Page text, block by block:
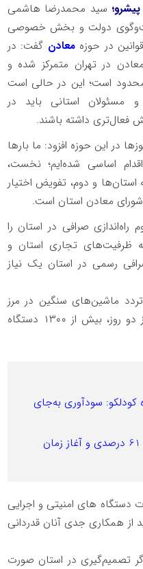
سید محمدرضا هاشمی
دولت و بخش خصوصی
در حوزهمعادن گفت: در
در تهران متمرکز شده و
محدود است؛ این در حالی است
و مسئولان استانی باید در
داشته باشند.
در این حوزه افزود: ما بارها
اساسی شده‌ایم؛ نخست،
و دوم، تفویض اختیار
شورای معادن استان است.
راه‌اندازی صرافی در استان را
ظرفیت‌های تجاری استان و
رسمی در استان یک نیاز
ماشین‌های سنگین در مرز
ماهیرود را ثبت کرده‌ایم و در کمتر از دو روز، بیش از ۱۳۰۰ دستگاه
سودآوری به‌جای
آهن اسفنجی بیجار به پیشرفت 61 درصدی و آغاز زمان
دستگاه های امنیتی و اجرایی
از همکاری جدی آنان قدردانی
تصمیم‌گیری در استان صورت